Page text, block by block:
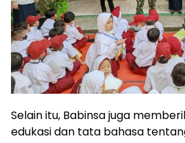
Selain itu, Babinsa juga
edukasi dan tata bahasa